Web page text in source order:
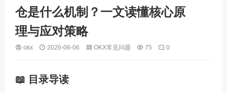
仓是什么机制？一文读懂核心原
理与应对策略
okx 2026-06-06 OKX常见问题 75 0
📖 目录导读